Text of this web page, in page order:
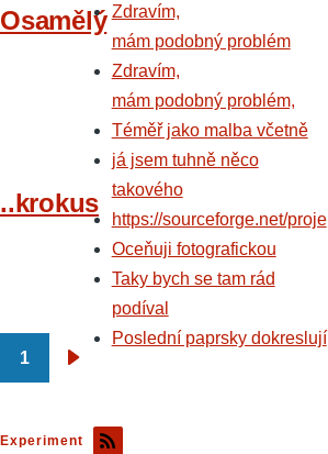
Osamělý
..krokus
Pagination
1
Experiment
Zdravím,
mám podobný problém
Zdravím,
mám podobný problém,
Téměř jako malba včetně
já jsem tuhně něco
takového
https://sourceforge.net/proje
Oceňuji fotografickou
Taky bych se tam rád
podíval
Poslední paprsky dokreslují